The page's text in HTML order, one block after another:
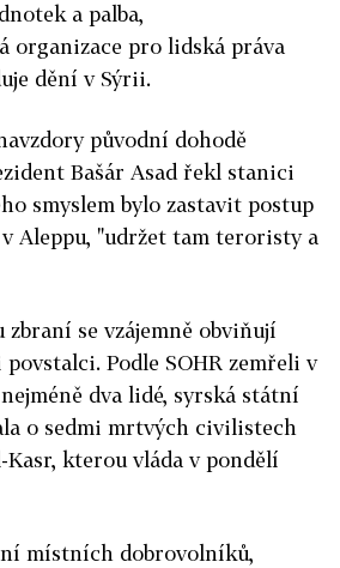
a palba,
organizace pro lidská práva
dění v Sýrii.
původní dohodě
Bašár Asad řekl stanici
smyslem bylo zastavit postup
Aleppu, "udržet tam teroristy a
se vzájemně obviňují
Podle SOHR zemřeli v
dva lidé, syrská státní
o sedmi mrtvých civilistech
kterou vláda v pondělí
místních dobrovolníků,